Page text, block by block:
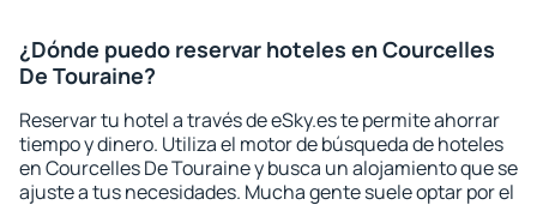
¿Dónde puedo reservar hoteles en Courcelles
De Touraine?
Reservar tu hotel a través de eSky.es te permite ahorrar
tiempo y dinero. Utiliza el motor de búsqueda de hoteles
en Courcelles De Touraine y busca un alojamiento que se
ajuste a tus necesidades. Mucha gente suele optar por el